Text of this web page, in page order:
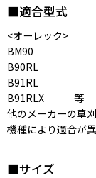
■適合型式
<オーレック>
BM90
B90RL
B91RL
B91RLX 等
他のメーカーの草
機種により適合が
■サイズ